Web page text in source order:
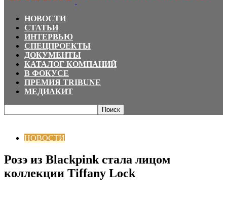
НОВОСТИ
СТАТЬИ
ИНТЕРВЬЮ
СПЕЦПРОЕКТЫ
ДОКУМЕНТЫ
КАТАЛОГ КОМПАНИЙ
В ФОКУСЕ
ПРЕМИЯ TRIBUNE
МЕДИАКИТ
НОВОСТИ
Розэ из Blackpink стала лицом
коллекции Tiffany Lock